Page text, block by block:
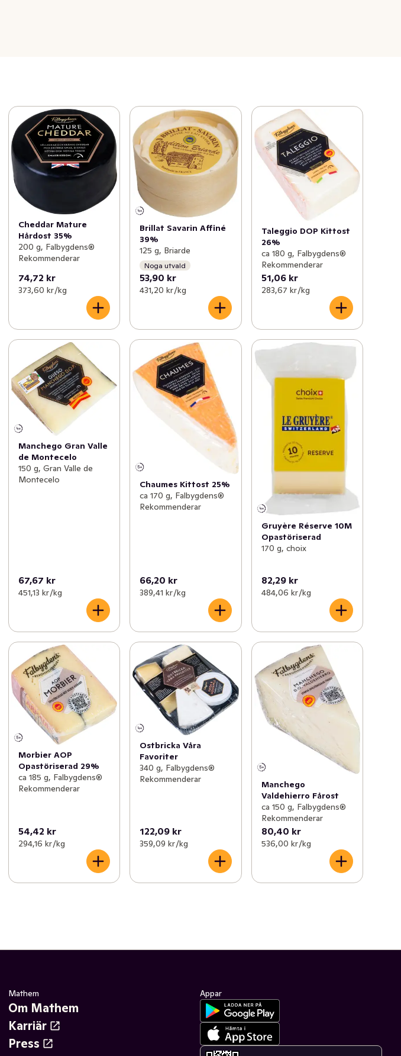
Cheddar Mature
Hårdost 35%
200 g, Falbygdens®
Rekommenderar
74,72 kr
373,60 kr /kg
Brillat Savarin Affiné
39%
125 g, Briarde
Noga utvald
53,90 kr
431,20 kr /kg
Taleggio DOP Kittost
26%
ca 180 g, Falbygdens®
Rekommenderar
51,06 kr
283,67 kr /kg
Manchego Gran Valle
de Montecelo
150 g, Gran Valle de
Montecelo
67,67 kr
451,13 kr /kg
Chaumes Kittost 25%
ca 170 g, Falbygdens®
Rekommenderar
66,20 kr
389,41 kr /kg
Gruyère Réserve 10M
Opastöriserad
170 g, choix
82,29 kr
484,06 kr /kg
Morbier AOP
Opastöriserad 29%
ca 185 g, Falbygdens®
Rekommenderar
54,42 kr
294,16 kr /kg
Ostbricka Våra
Favoriter
340 g, Falbygdens®
Rekommenderar
122,09 kr
359,09 kr /kg
Manchego
Valdehierro Fårost
ca 150 g, Falbygdens®
Rekommenderar
80,40 kr
536,00 kr /kg
Mathem
Om Mathem
Karriär
Press
Appar